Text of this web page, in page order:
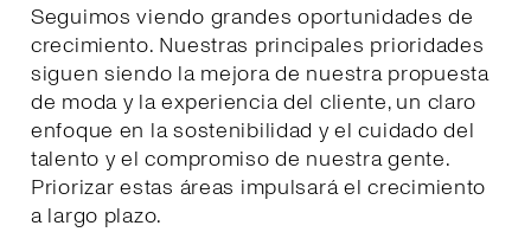
Seguimos viendo grandes oportunidades de
crecimiento. Nuestras principales prioridades
siguen siendo la mejora de nuestra propuesta
de moda y la experiencia del cliente, un claro
enfoque en la sostenibilidad y el cuidado del
talento y el compromiso de nuestra gente.
Priorizar estas áreas impulsará el crecimiento
a largo plazo.